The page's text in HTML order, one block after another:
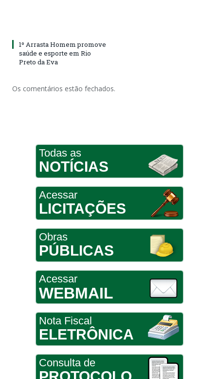
1º Arrasta Homem promove
saúde e esporte em Rio
Preto da Eva
Os comentários estão fechados.
Todas as
NOTÍCIAS
Acessar
LICITAÇÕES
Obras
PÚBLICAS
Acessar
WEBMAIL
Nota Fiscal
ELETRÔNICA
Consulta de